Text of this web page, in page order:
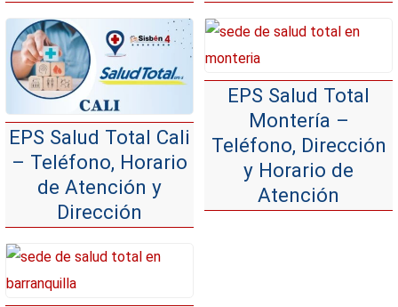
EPS Salud Total Cali
– Teléfono, Horario
de Atención y
Dirección
EPS Salud Total
Montería –
Teléfono, Dirección
y Horario de
Atención